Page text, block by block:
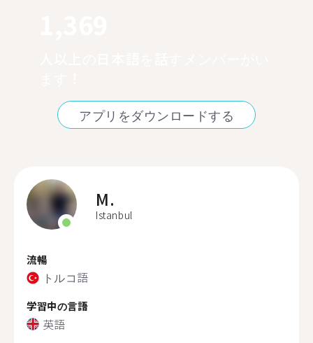
アプリをダウンロードする
M.
Istanbul
流暢
トルコ語
学習中の言語
英語